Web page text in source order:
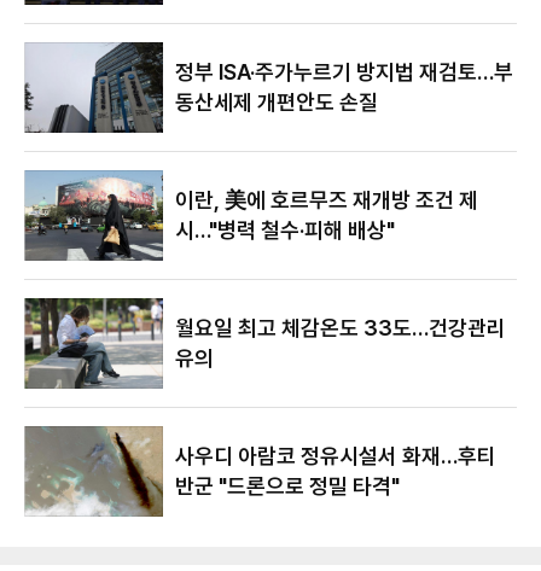
정부 ISA·주가누르기 방지법 재검토…부
동산세제 개편안도 손질
이란, 美에 호르무즈 재개방 조건 제
시…"병력 철수·피해 배상"
월요일 최고 체감온도 33도…건강관리
유의
사우디 아람코 정유시설서 화재…후티
반군 "드론으로 정밀 타격"